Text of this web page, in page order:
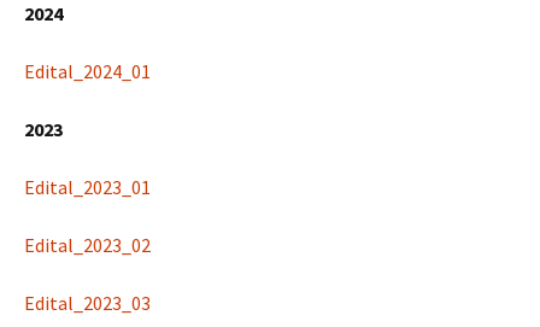
2024
Edital_2024_01
2023
Edital_2023_01
Edital_2023_02
Edital_2023_03